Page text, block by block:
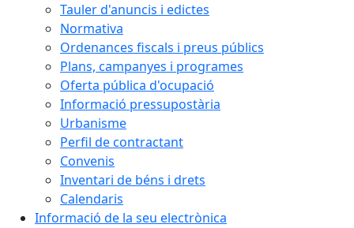
Tauler d'anuncis i edictes
Normativa
Ordenances fiscals i preus públics
Plans, campanyes i programes
Oferta pública d'ocupació
Informació pressupostària
Urbanisme
Perfil de contractant
Convenis
Inventari de béns i drets
Calendaris
Informació de la seu electrònica